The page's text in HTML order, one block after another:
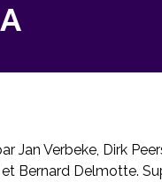
Jan Verbeke, Dirk
Bernard Delmotte.